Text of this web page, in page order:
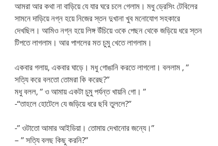
আমরা আর কথা না বাড়িয়ে যে যার ঘরে চলে গেলাম। মধু ড্রেসিং টেবিলের
সামনে দাড়িয়ে নগ্ন হয়ে নিজের স্তন দুখানা খুব মনোযোগ সহকারে
দেখছিল। আমিও নগ্ন হয়ে লিঙ্গ উঁচিয়ে ওকে পেছন থেকে জড়িয়ে ধরে স্তন
টিপতে লাগলাম। আর পাগলের মত চুমু খেতে লাগলাম।
একবার গলায়, একবার ঘাড়ে। মধু গোঙানি করতে লাগলো। বললাম , ”
সত্যি করে বলতো তোমরা কি করেছ?”
মধু বলল, ” ও আমায় একটা চুমু পর্যন্ত খায়নি গো। ”
-“তাহলে হোটেলে যে জড়িয়ে ধরে ছবি তুললে?”
-” ওটাতো আমার আইডিয়া। তোমায় দেখানোর জন্যে।”
– ” সত্যি বলছ কিছু করনি?”